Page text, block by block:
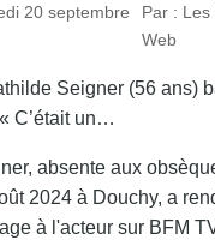
20 septembre
Par : Les
Web
Seigner (56 ans)
C’était un…
absente aux
2024 à Douchy, a
à l'acteur sur BFM